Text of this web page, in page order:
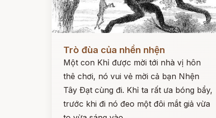
Trò đùa của nhền nhện
Một con Khỉ được mời tới nhà vị hôn
thê chơi, nó vui vẻ mời cả bạn Nhện
Tây Ðạt cùng đi. Khỉ ta rất ưa bóng bẩy,
trước khi đi nó đeo một đôi mắt giả vừa